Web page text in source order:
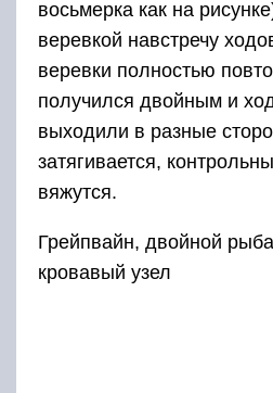
восьмерка как на
веревкой навстречу
веревки полностью
получился двойным и
выходили в разные
затягивается,
вяжутся.
Грейпвайн, двойной
кровавый узел